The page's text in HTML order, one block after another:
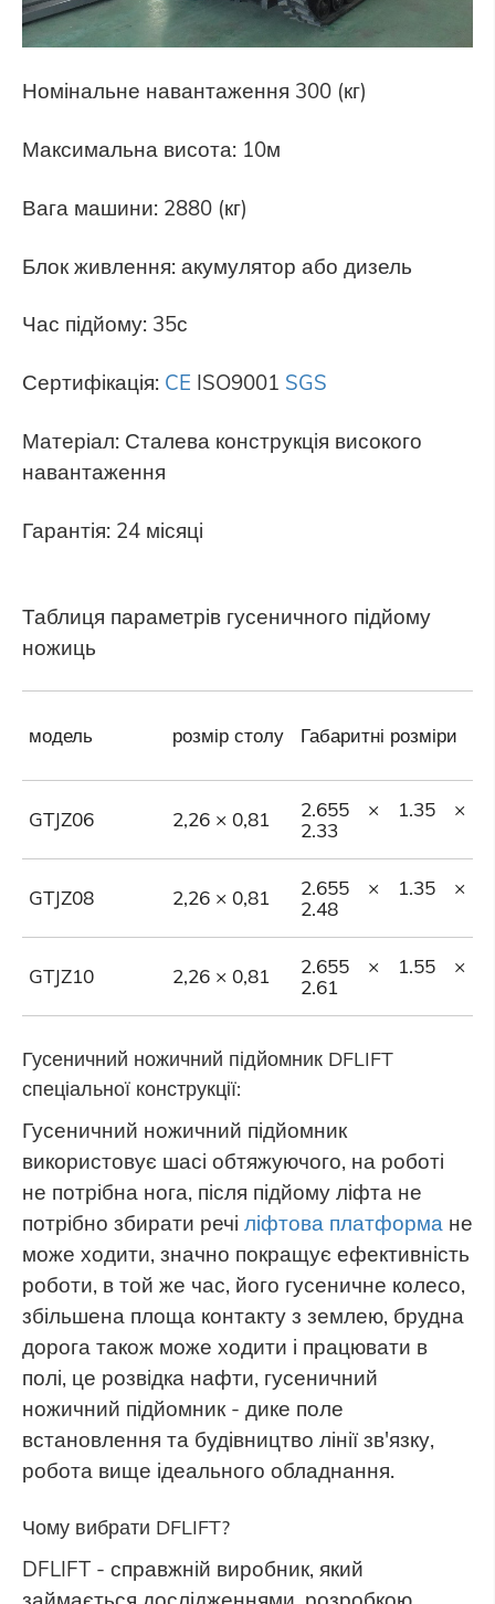
Номінальне навантаження 300 (кг)
Максимальна висота: 10м
Вага машини: 2880 (кг)
Блок живлення: акумулятор або дизель
Час підйому: 35с
Сертифікація: CE ISO9001 SGS
Матеріал: Сталева конструкція високого
навантаження
Гарантія: 24 місяці
Таблиця параметрів гусеничного підйому
ножиць
модель розмір столу Габаритні розміри
GTJZ06 2,26 × 0,81
2.655 × 1.35 ×
2.33
GTJZ08 2,26 × 0,81
2.655 × 1.35 ×
2.48
GTJZ10 2,26 × 0,81
2.655 × 1.55 ×
2.61
Гусеничний ножичний підйомник DFLIFT
спеціальної конструкції:
Гусеничний ножичний підйомник
використовує шасі обтяжуючого, на роботі
не потрібна нога, після підйому ліфта не
потрібно збирати речі ліфтова платформа не
може ходити, значно покращує ефективність
роботи, в той же час, його гусеничне колесо,
збільшена площа контакту з землею, брудна
дорога також може ходити і працювати в
полі, це розвідка нафти, гусеничний
ножичний підйомник - дике поле
встановлення та будівництво лінії зв'язку,
робота вище ідеального обладнання.
Чому вибрати DFLIFT?
DFLIFT - справжній виробник, який